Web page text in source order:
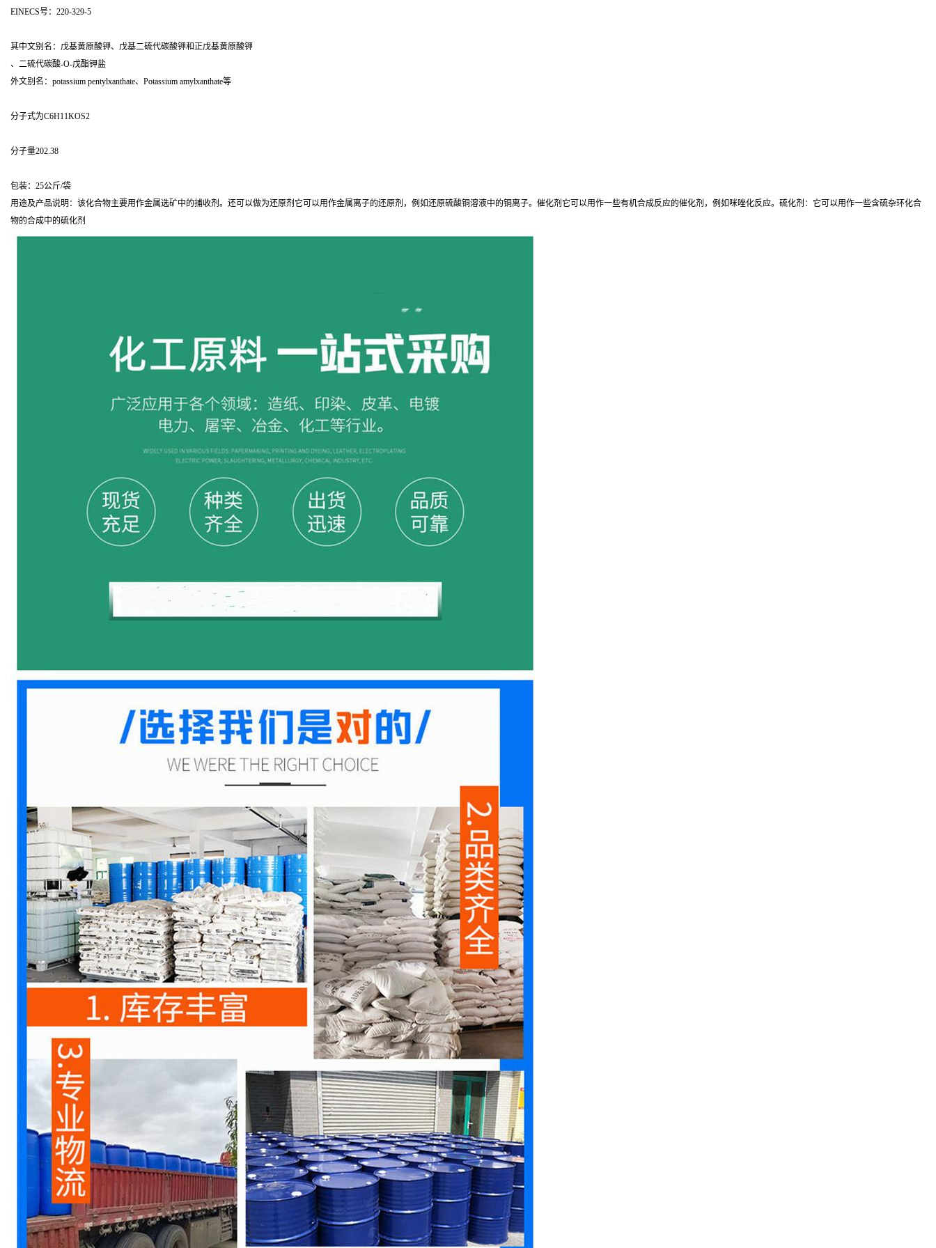
EINECS号：220-329-5
其中文别名：戊基黄原酸钾、戊基二硫代碳酸钾和正戊基黄原酸钾
、二硫代碳酸-O-戊酯钾盐
外文别名：potassium pentylxanthate、Potassium amylxanthate等
分子式为C6H11KOS2
分子量202.38
包装：25公斤/袋
用途及产品说明：该化合物主要用作金属选矿中的捕收剂。还可以做为还原剂它可以用作金属离子的还原剂，例如还原硫酸铜溶液中的铜离子。催化剂它可以用作一些有机合成反应的催化剂，例如咪唑化反应。硫化剂：它可以用作一些含硫杂环化合
物的合成中的硫化剂